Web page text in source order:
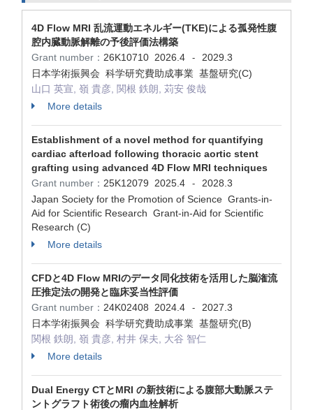
4D Flow MRI 乱流運動エネルギー(TKE)による孤発性腹
腔内臓動脈解離の予後評価法構築
Grant number： 26K10710 2026.4 -
2029.3
日本学術振興会 科学研究費助成事業 基盤研究(C)
山口 英宣, 嶺 貴彦, 関根 鉄朗, 苅安 俊哉
More details
Establishment of a novel method for quantifying
cardiac afterload following thoracic aortic stent
grafting using advanced 4D Flow MRI techniques
Grant number： 25K12079 2025.4 -
2028.3
Japan Society for the Promotion of Science Grants-in-
Aid for Scientific Research Grant-in-Aid for Scientific
Research (C)
More details
CFDと4D Flow MRIのデータ同化技術を活用した脳潅流
圧推定法の開発と臨床妥当性評価
Grant number： 24K02408 2024.4 -
2027.3
日本学術振興会 科学研究費助成事業 基盤研究(B)
関根 鉄朗, 嶺 貴彦, 村井 保夫, 大谷 智仁
More details
Dual Energy CTとMRI の新技術による腹部大動脈ステ
ントグラフト術後の瘤内血栓解析